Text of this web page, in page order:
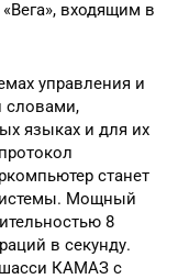
входящим в
управления и
словами,
языках и для их
станет
Мощный
8
в секунду.
шасси КАМАЗ с